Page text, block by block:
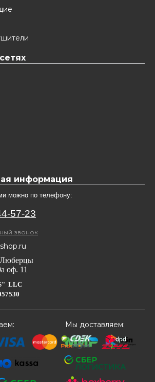
информация
можно по телефону:
57-23
звонок
оф. 11
LLC
Мы доставляем: